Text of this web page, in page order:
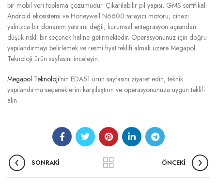
bir mobil veri toplama çözümüdür. Çıkarılabilir pil yapısı, GMS sertifikalı
Android ekosistemi ve Honeywell N6600 tarayıcı motoru; cihazı
yalnızca bir donanım yatırımı değil, kurumsal entegrasyon açısından
düşük riskli bir seçenek haline getirmektedir. Operasyonunuz için doğru
yapılandırmayı belirlemek ve resmi fiyat teklifi almak üzere Megapol
Teknoloji ürün sayfasını inceleyin.
Megapol Teknoloji‘nin EDA51 ürün sayfasını ziyaret edin, teknik
yapılandırma seçeneklerini karşılaştırın ve operasyonunuza uygun teklifi
alın
SONRAKI ÖNCEKI